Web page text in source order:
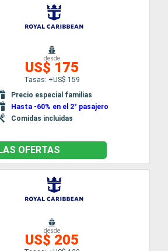
desde
US$ 175
Tasas: +US$ 159
Precio especial familias
Hasta -60% en el 2° pasajero
Comidas incluidas
OFERTAS
desde
US$ 205